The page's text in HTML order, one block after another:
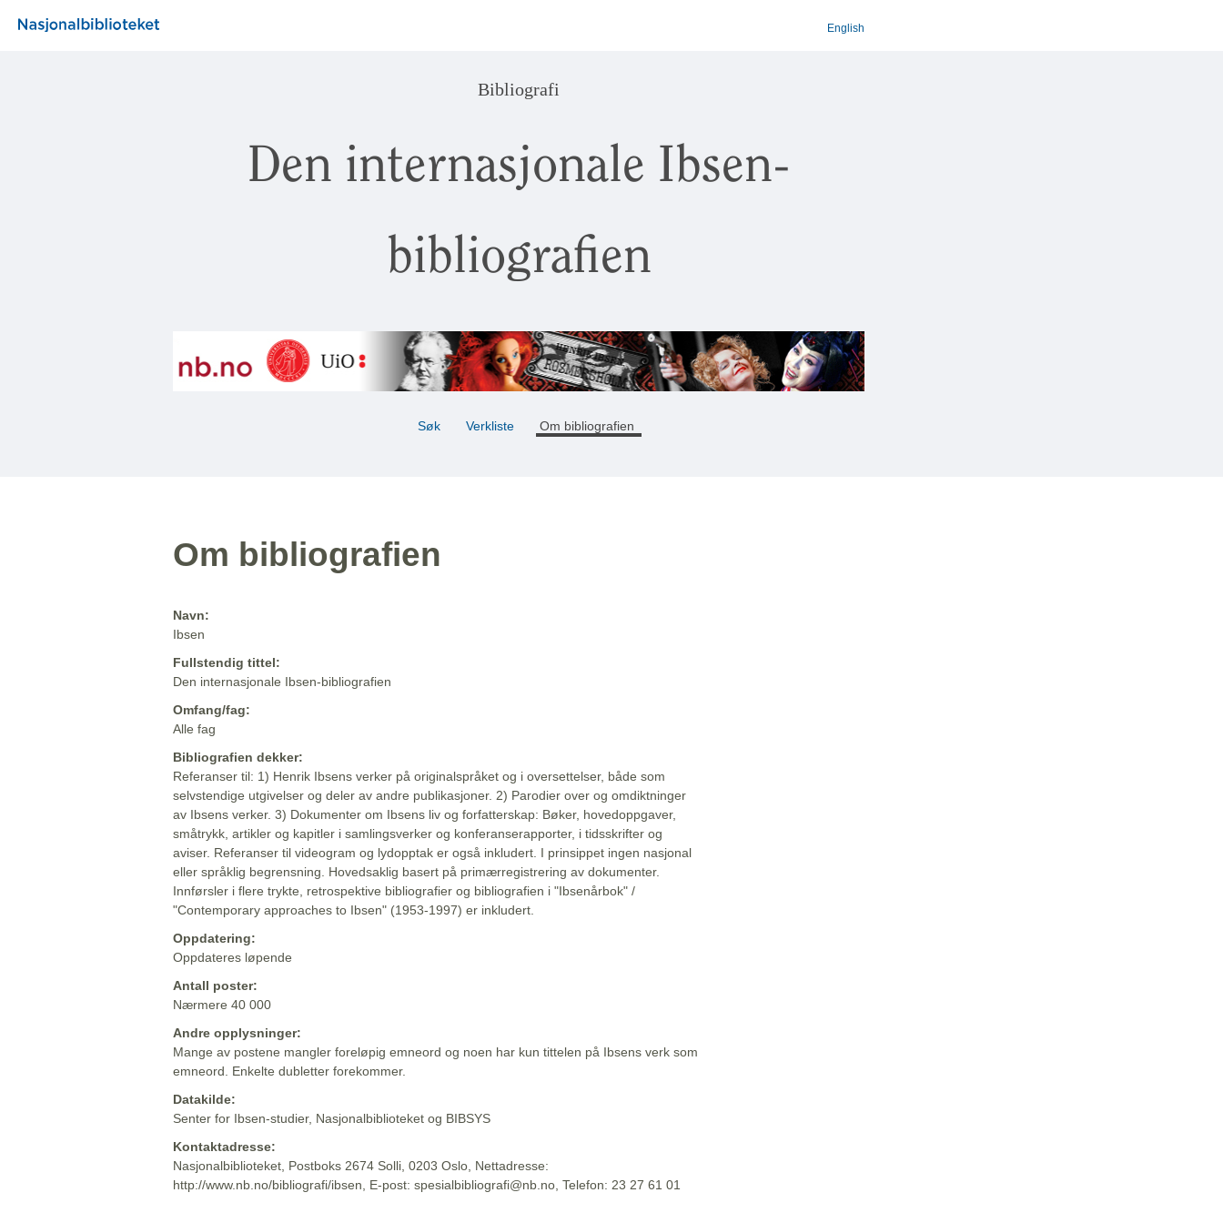
English
Bibliografi
Den internasjonale Ibsen-
bibliografien
Søk Verkliste Om bibliografien
Om bibliografien
Navn:
Ibsen
Fullstendig tittel:
Den internasjonale Ibsen-bibliografien
Omfang/fag:
Alle fag
Bibliografien dekker:
Referanser til: 1) Henrik Ibsens verker på originalspråket og i oversettelser, både som
selvstendige utgivelser og deler av andre publikasjoner. 2) Parodier over og omdiktninger
av Ibsens verker. 3) Dokumenter om Ibsens liv og forfatterskap: Bøker, hovedoppgaver,
småtrykk, artikler og kapitler i samlingsverker og konferanserapporter, i tidsskrifter og
aviser. Referanser til videogram og lydopptak er også inkludert. I prinsippet ingen nasjonal
eller språklig begrensning. Hovedsaklig basert på primærregistrering av dokumenter.
Innførsler i flere trykte, retrospektive bibliografier og bibliografien i "Ibsenårbok" /
"Contemporary approaches to Ibsen" (1953-1997) er inkludert.
Oppdatering:
Oppdateres løpende
Antall poster:
Nærmere 40 000
Andre opplysninger:
Mange av postene mangler foreløpig emneord og noen har kun tittelen på Ibsens verk som
emneord. Enkelte dubletter forekommer.
Datakilde:
Senter for Ibsen-studier, Nasjonalbiblioteket og BIBSYS
Kontaktadresse:
Nasjonalbiblioteket, Postboks 2674 Solli, 0203 Oslo, Nettadresse:
http://www.nb.no/bibliografi/ibsen, E-post: spesialbibliografi@nb.no, Telefon: 23 27 61 01